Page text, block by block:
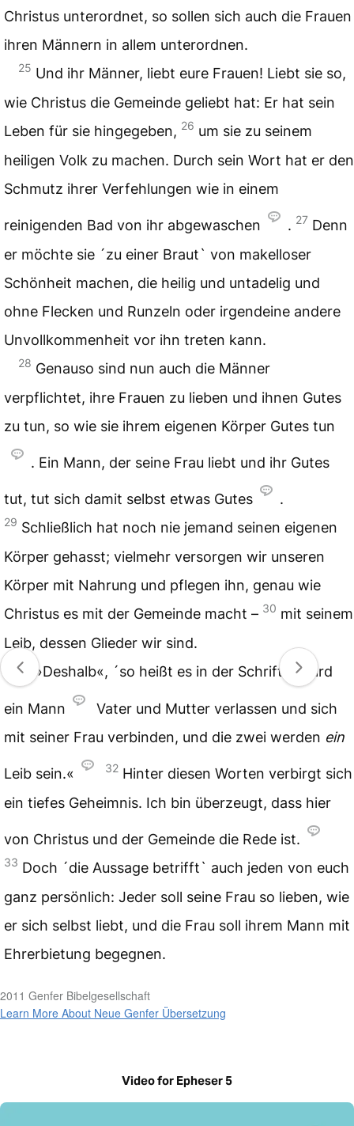
Christus unterordnet, so sollen sich auch die Frauen
ihren Männern in allem unterordnen.
25 Und ihr Männer, liebt eure Frauen! Liebt sie so,
wie Christus die Gemeinde geliebt hat: Er hat sein
Leben für sie hingegeben, 26 um sie zu seinem
heiligen Volk zu machen. Durch sein Wort hat er den
Schmutz ihrer Verfehlungen wie in einem
reinigenden Bad von ihr abgewaschen . 27 Denn
er möchte sie ´zu einer Braut` von makelloser
Schönheit machen, die heilig und untadelig und
ohne Flecken und Runzeln oder irgendeine andere
Unvollkommenheit vor ihn treten kann.
28 Genauso sind nun auch die Männer
verpflichtet, ihre Frauen zu lieben und ihnen Gutes
zu tun, so wie sie ihrem eigenen Körper Gutes tun
. Ein Mann, der seine Frau liebt und ihr Gutes
tut, tut sich damit selbst etwas Gutes .
29 Schließlich hat noch nie jemand seinen eigenen
Körper gehasst; vielmehr versorgen wir unseren
Körper mit Nahrung und pflegen ihn, genau wie
Christus es mit der Gemeinde macht – 30 mit seinem
Leib, dessen Glieder wir sind.
31 »Deshalb«, ´so heißt es in der Schrift,` »wird
ein Mann
Vater und Mutter verlassen und sich
mit seiner Frau verbinden, und die zwei werden ein
Leib sein.« 32 Hinter diesen Worten verbirgt sich
ein tiefes Geheimnis. Ich bin überzeugt, dass hier
von Christus und der Gemeinde die Rede ist.
33 Doch ´die Aussage betrifft` auch jeden von euch
ganz persönlich: Jeder soll seine Frau so lieben, wie
er sich selbst liebt, und die Frau soll ihrem Mann mit
Ehrerbietung begegnen.
2011 Genfer Bibelgesellschaft
Learn More About Neue Genfer Übersetzung
Video for Epheser 5